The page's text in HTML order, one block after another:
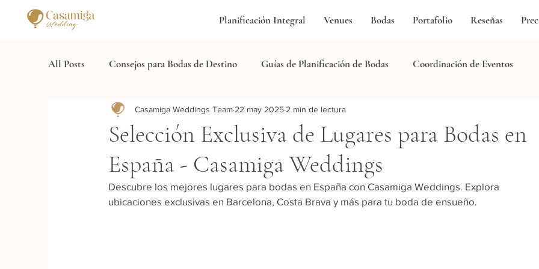
Planificación Integral Venues Bodas Portafolio Reseñas
All Posts Consejos para Bodas de Destino Guías de Planificación de Bodas Coordinación de Eventos
Selección de Espacios Tendencias en la Industria de Bodas
Ideas de Decoración Novedades de Casamiga Wedding Planificación de Luna de Miel
Testimonios de Clientes Destinos de Boda Consejos para Planificar tu Boda Historias Reales de
Selección Exclusiva de Lugares para Bodas en
España - Casamiga Weddings
Casamiga Weddings Team 22 may 2025 2 min de lectura
Descubre los mejores lugares para bodas en España con Casamiga Weddings. Explora
ubicaciones exclusivas en Barcelona, Costa Brava y más para tu boda de ensueño.